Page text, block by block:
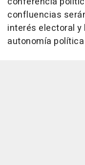
confluencias
interés electoral y
autonomía